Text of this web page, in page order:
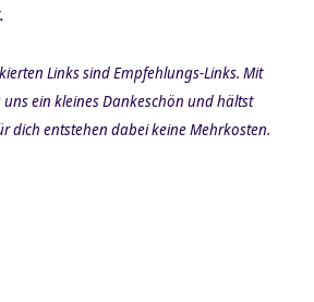
Links sind Empfehlungs-Links. Mit
ein kleines Dankeschön und hältst
dich entstehen dabei keine Mehrkosten.